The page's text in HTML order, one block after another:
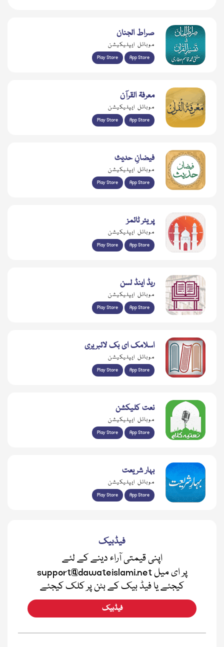
صراط الجنان
موبائل ایپلیکیشن
Play Store App Store
معرفۃ القرآن
موبائل ایپلیکیشن
Play Store App Store
فیضانِ حدیث
موبائل ایپلیکیشن
Play Store App Store
پریئر ٹائمز
موبائل ایپلیکیشن
Play Store App Store
ریڈ اینڈ لسن
موبائل ایپلیکیشن
Play Store App Store
اسلامک ای بک لائبریری
موبائل ایپلیکیشن
Play Store App Store
نعت کلیکشن
موبائل ایپلیکیشن
Play Store App Store
بہار شریعت
موبائل ایپلیکیشن
Play Store App Store
فیڈبیک
اپنی قیمتی آراء دینے کے لئے
support@dawateislami.net پر ای میل
کیجئے یا فیڈ بیک کے بٹن پر کلک کیجئے
فیڈبیک